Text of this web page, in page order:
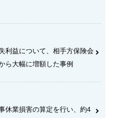
利益について、相手方保険会
ら大幅に増額した事例
休業損害の算定を行い、約4